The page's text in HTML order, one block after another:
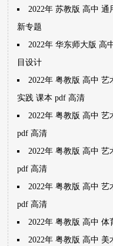
2022年 苏教版 高中 通
新专题
2022年 华东师大版 高
目设计
2022年 粤教版 高中
实践 课本 pdf 高清
2022年 粤教版 高中
pdf 高清
2022年 粤教版 高中
pdf 高清
2022年 粤教版 高中
pdf 高清
2022年 粤教版 高中
2022年 粤教版 高中